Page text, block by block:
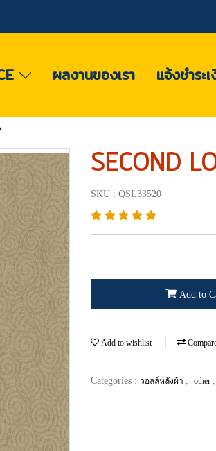
ผลงานของเรา แจ้งชำระ
SECOND
SKU : QSL33520
Add to
Add to wishlist
Categories : วอลล์หลังผ้า other